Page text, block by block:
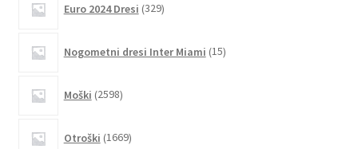
Euro 2024 Dresi 329izdelkov
Nogometni dresi Inter Miami 15izdelkov
Moški 2598izdelkov
Otroški 1669izdelkov